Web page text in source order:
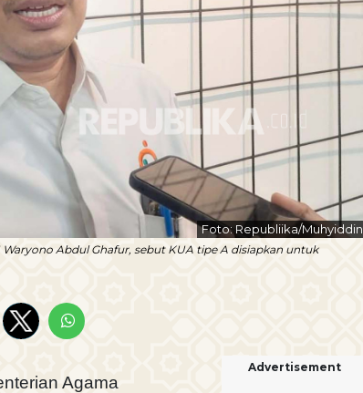
Foto: Republiika/Muhyiddin
Abdul Ghafur, sebut KUA tipe A disiapkan untuk
Agama
Advertisement